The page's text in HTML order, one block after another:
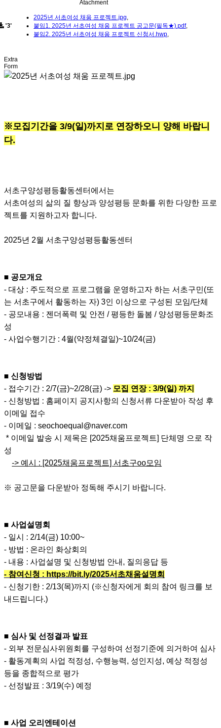
Atachment
'3'
2025년 서초여성 채움 프로젝트.jpg,
붙임1. 2025년 서초여성 채움 프로젝트 공고문(필독★).pdf,
붙임2. 2025년 서초여성 채움 프로젝트 신청서.hwp,
Extra
Form
※모집기간을 3/9(일)까지로 연장하오니 양해 바랍니
다.
서초구양성평등활동센터에서는
서초여성의 삶의 질 향상과 양성평등 문화를 위한 다양한 프로
젝트를 지원하고자 합니다.
2025년 2월 서초구양성평등활동센터
■ 공모개요
- 대상 : 주도적으로 프로그램을 운영하고자 하는 서초구민(또
는 서초구에서 활동하는 자) 3인 이상으로 구성된 모임/단체
- 공모내용 : 젠더폭력 및 안전 / 평등한 돌봄 / 양성평등문화조
성
- 사업수행기간 : 4월(약정체결일)~10/24(금)
■ 신청방법
- 접수기간 : 2/7(금)~2/28(금) -> 모집 연장 : 3/9(일) 까지
- 신청방법 : 홈페이지 공지사항의 신청서류 다운받아 작성 후
이메일 접수
- 이메일 : seochoequal@naver.com
* 이메일 발송 시 제목은 [2025채움프로젝트] 단체명 으로 작
성
-> 예시 : [2025채움프로젝트] 서초구oo모임
※ 공고문을 다운받아 정독해 주시기 바랍니다.
■ 사업설명회
- 일시 : 2/14(금) 10:00~
- 방법 : 온라인 화상회의
- 내용 : 사업설명 및 신청방법 안내, 질의응답 등
- 참여신청 : https://bit.ly/2025서초채움설명회
- 신청기한 : 2/13(목)까지 (※신청자에게 회의 참여 링크를 보
내드립니다.)
■ 심사 및 선정결과 발표
- 외부 전문심사위원회를 구성하여 선정기준에 의거하여 심사
- 활동계획의 사업 적정성, 수행능력, 성인지성, 예상 적정성
등을 종합적으로 평가
- 선정발표 : 3/19(수) 예정
■ 사업 오리엔테이션